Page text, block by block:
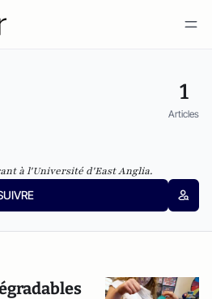
1
Articles
à l'Université d'East Anglia.